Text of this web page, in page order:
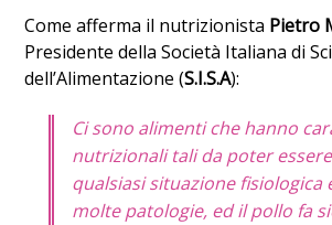
Come afferma il nutrizionista Pietro
Presidente della Società Italiana di
dell’Alimentazione (S.I.S.A):
Ci sono alimentiche hanno
nutrizionali tali da poter
qualsiasi situazione fisiologica
molte patologie, ed il pollo fa